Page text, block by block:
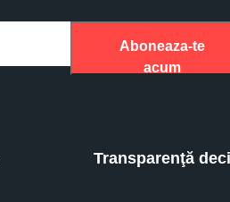
Aboneaza-te
acum
Transparenţă